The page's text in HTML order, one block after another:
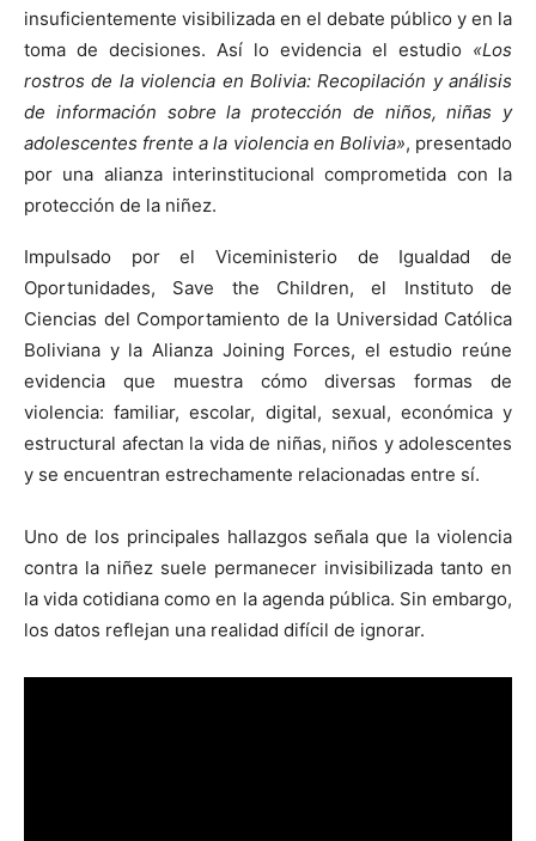
insuficientemente visibilizada en el debate público y en la
toma de decisiones. Así lo evidencia el estudio «Los
rostros de la violencia en Bolivia: Recopilación y análisis
de información sobre la protección de niños, niñas y
adolescentes frente a la violencia en Bolivia», presentado
por una alianza interinstitucional comprometida con la
protección de la niñez.
Impulsado por el Viceministerio de Igualdad de
Oportunidades, Save the Children, el Instituto de
Ciencias del Comportamiento de la Universidad Católica
Boliviana y la Alianza Joining Forces, el estudio reúne
evidencia que muestra cómo diversas formas de
violencia: familiar, escolar, digital, sexual, económica y
estructural afectan la vida de niñas, niños y adolescentes
y se encuentran estrechamente relacionadas entre sí.
Uno de los principales hallazgos señala que la violencia
contra la niñez suele permanecer invisibilizada tanto en
la vida cotidiana como en la agenda pública. Sin embargo,
los datos reflejan una realidad difícil de ignorar.